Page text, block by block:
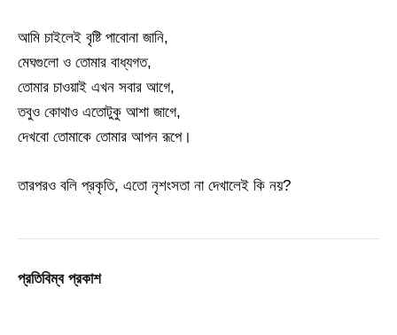
আমি চাইলেই বৃষ্টি পাবোনা জানি,
মেঘগুলো ও তোমার বাধ্যগত,
তোমার চাওয়াই এখন সবার আগে,
তবুও কোথাও এতোটুকু আশা জাগে,
দেখবো তোমাকে তোমার আপন রূপে।
তারপরও বলি প্রকৃতি, এতো নৃশংসতা না দেখালেই কি নয়?
প্রতিবিম্ব প্রকাশ